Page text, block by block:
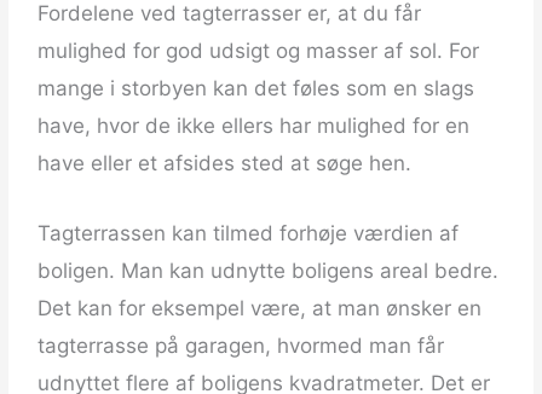
Fordelene ved tagterrasser er, at du får
mulighed for god udsigt og masser af sol. For
mange i storbyen kan det føles som en slags
have, hvor de ikke ellers har mulighed for en
have eller et afsides sted at søge hen.
Tagterrassen kan tilmed forhøje værdien af
boligen. Man kan udnytte boligens areal bedre.
Det kan for eksempel være, at man ønsker en
tagterrasse på garagen, hvormed man får
udnyttet flere af boligens kvadratmeter. Det er